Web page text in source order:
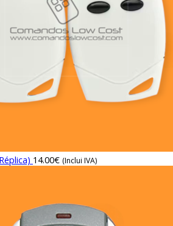
14.00€ (Inclui IVA)